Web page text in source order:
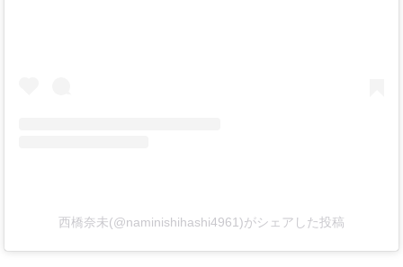
西橋奈未(@naminishihashi4961)がシェアした投稿